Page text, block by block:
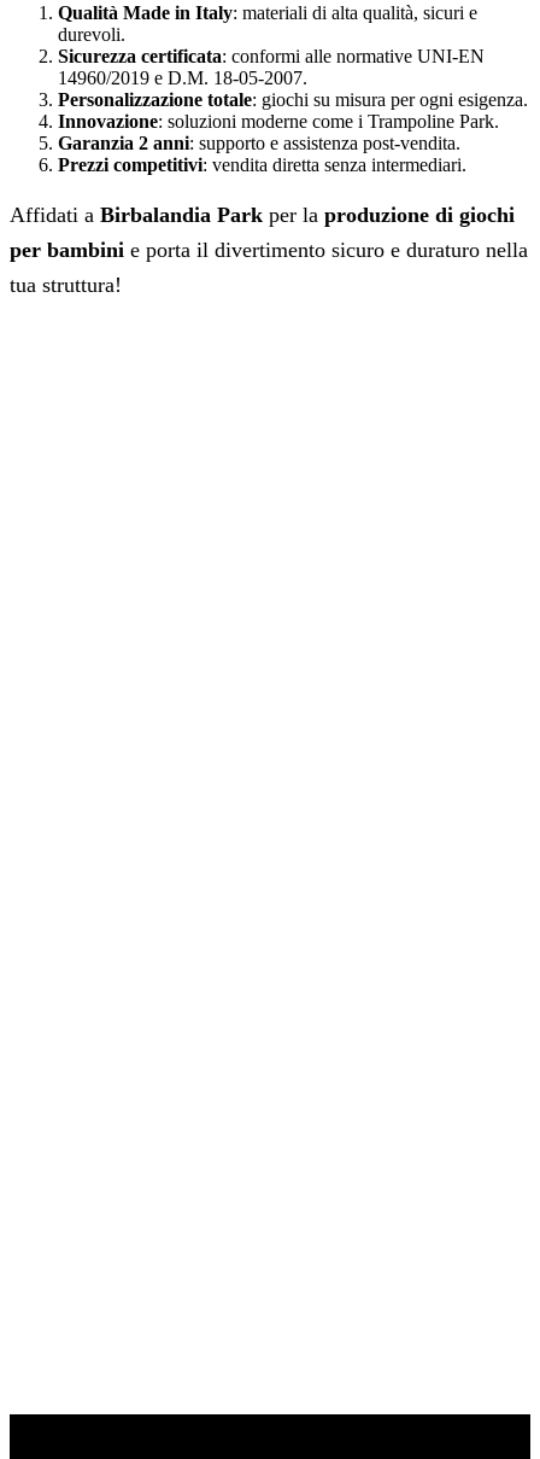
Qualità Made in Italy: materiali di alta qualità, sicuri e
durevoli.
Sicurezza certificata: conformi alle normative UNI-EN
14960/2019 e D.M. 18-05-2007.
Personalizzazione totale: giochi su misura per ogni esigenza.
Innovazione: soluzioni moderne come i Trampoline Park.
Garanzia 2 anni: supporto e assistenza post-vendita.
Prezzi competitivi: vendita diretta senza intermediari.
Affidati a Birbalandia Park per la produzione di giochi
per bambini e porta il divertimento sicuro e duraturo nella
tua struttura!